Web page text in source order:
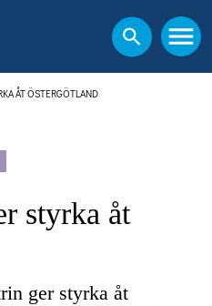
ÅT ÖSTERGÖTLAND
styrka åt
ger styrka åt